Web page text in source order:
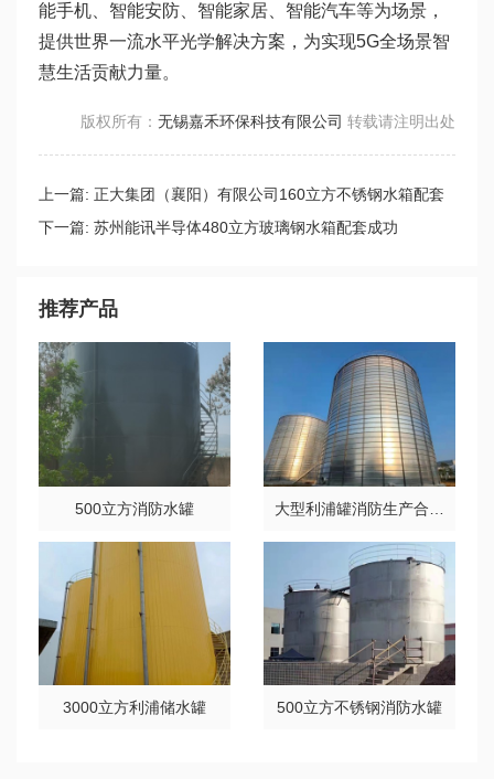
能手机、智能安防、智能家居、智能汽车等为场景，
提供世界一流水平光学解决方案，为实现5G全场景智
慧生活贡献力量。
版权所有： 无锡嘉禾环保科技有限公司 转载请注明出处
上一篇: 正大集团（襄阳）有限公司160立方不锈钢水箱配套
成功
下一篇: 苏州能讯半导体480立方玻璃钢水箱配套成功
推荐产品
500立方消防水罐
3000立方利浦储水罐 500立方不锈钢消防水罐